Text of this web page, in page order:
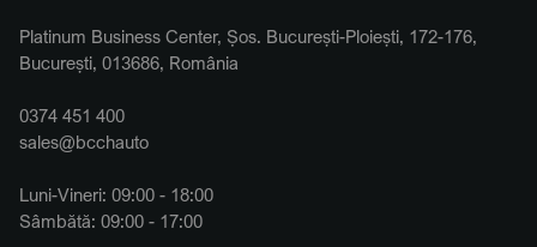
Platinum Business Center, Șos. București-Ploiești, 172-176,
București, 013686, România
0374 451 400
sales@bcchauto
Luni-Vineri: 09:00 - 18:00
Sâmbătă: 09:00 - 17:00